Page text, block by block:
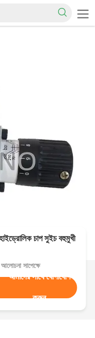
চাপ সুইচ বহুমুখী
সাপেক্ষে
আমাদের সাথে যোগাযোগ
করুন